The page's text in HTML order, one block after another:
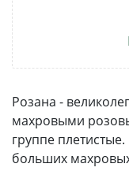
Розана -
махровыми
группе
больших